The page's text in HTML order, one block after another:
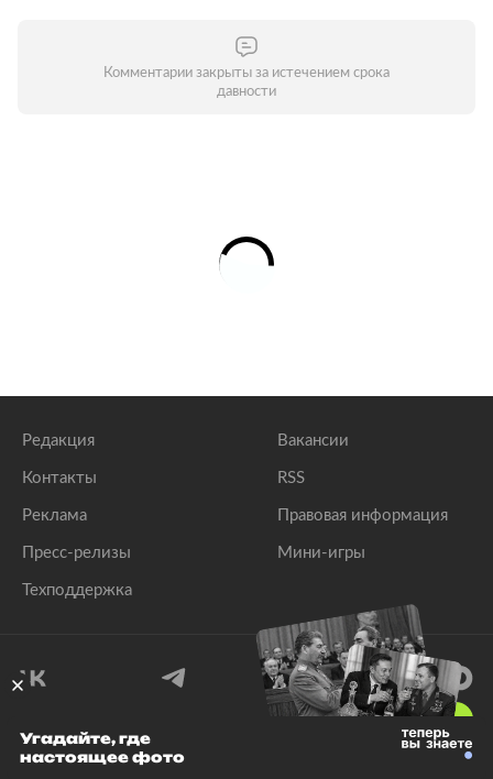
Комментарии закрыты за истечением срока
давности
Редакция
Контакты
Реклама
Пресс-релизы
Техподдержка
Вакансии
RSS
Правовая информация
Мини-игры
© 1999–2026 Все права защищены.
Угадайте, где
настоящее фото